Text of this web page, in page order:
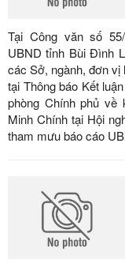
Tại Công văn số
UBND tỉnh Bùi Đình
các Sở, ngành, đơn vị
tại Thông báo Kết
phòng Chính phủ về
Minh Chính tại Hội
tham mưu báo cáo